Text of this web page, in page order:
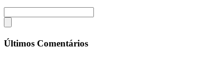
Últimos Comentários